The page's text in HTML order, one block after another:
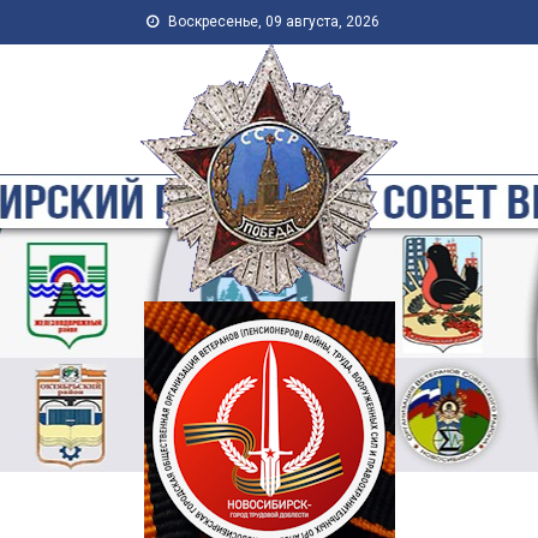
Воскресенье, 09 августа, 2026
Новосибирская Городская
Общественная Организация
Ветеранов-Пенсионеров
Войны, Труда, Военной
Службы и